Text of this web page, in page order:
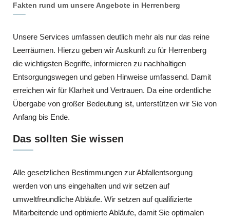
Fakten rund um unsere Angebote in Herrenberg
Unsere Services umfassen deutlich mehr als nur das reine
Leerräumen. Hierzu geben wir Auskunft zu für Herrenberg
die wichtigsten Begriffe, informieren zu nachhaltigen
Entsorgungswegen und geben Hinweise umfassend. Damit
erreichen wir für Klarheit und Vertrauen. Da eine ordentliche
Übergabe von großer Bedeutung ist, unterstützen wir Sie von
Anfang bis Ende.
Das sollten Sie wissen
Alle gesetzlichen Bestimmungen zur Abfallentsorgung
werden von uns eingehalten und wir setzen auf
umweltfreundliche Abläufe. Wir setzen auf qualifizierte
Mitarbeitende und optimierte Abläufe, damit Sie optimalen